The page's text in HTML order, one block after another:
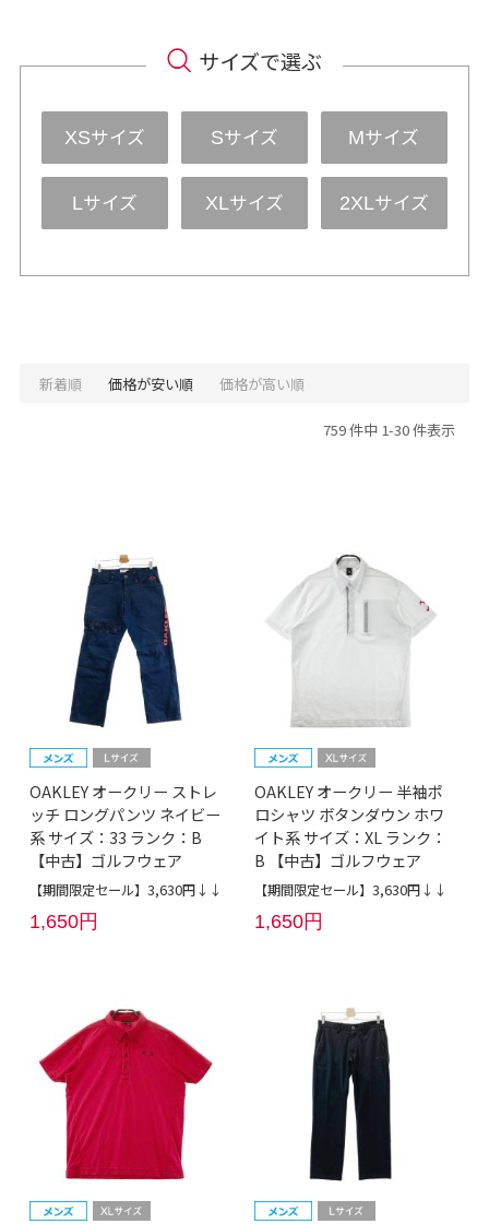
サイズで選ぶ
XSサイズ Sサイズ Mサイズ
Lサイズ XLサイズ 2XLサイズ
新着順 価格が安い順 価格が高い順
759 件中 1-30 件表示
OAKLEY オークリー ストレ
ッチ ロングパンツ ネイビー
系 サイズ：33 ランク：B
【中古】ゴルフウェア
【期間限定セール】3,630円↓↓
1,650円
OAKLEY オークリー 半袖ポ
ロシャツ ボタンダウン ホワ
イト系 サイズ：XL ランク：
B 【中古】ゴルフウェア
【期間限定セール】3,630円↓↓
1,650円